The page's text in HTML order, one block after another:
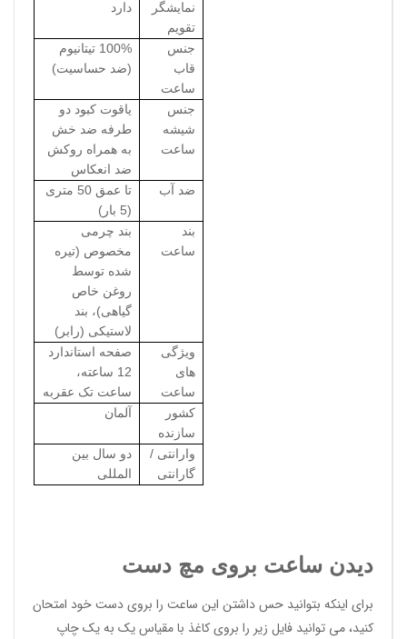
نمایشگر
تقویم
دارد
جنس
قاب
ساعت
100% تیتانیوم
(ضد حساسیت)
جنس
شیشه
ساعت
یاقوت کبود دو
طرفه ضد خش
به همراه روکش
ضد انعکاس
ضد آب
تا عمق 50 متری
(5 بار)
بند
ساعت
بند چرمی
مخصوص (تیره
شده توسط
روغن خاص
گیاهی)، بند
لاستیکی (رابر)
ویژگی
های
ساعت
صفحه استاندارد
12 ساعته،
ساعت تک عقربه
کشور
سازنده
آلمان
وارانتی /
گارانتی
دو سال بین
المللی
دیدن ساعت بروی مچ دست
برای اینکه بتوانید حس داشتن این ساعت را بروی دست خود امتحان
کنید، می توانید فایل زیر را بروی کاغذ با مقیاس یک به یک چاپ